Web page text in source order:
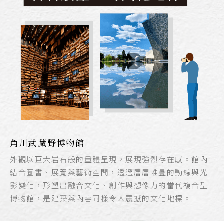
角川武藏野博物館
外觀以巨大岩石般的量體呈現，展現強烈存在感。館內
結合圖書、展覽與藝術空間，透過層層堆疊的動線與光
影變化，形塑出融合文化、創作與想像力的當代複合型
博物館，是建築與內容同樣令人震撼的文化地標。